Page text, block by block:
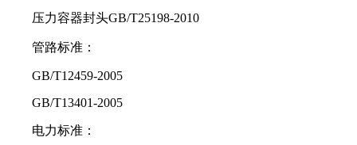
压力容器封头GB/T25198-2010
管路标准：
GB/T12459-2005
GB/T13401-2005
电力标准：